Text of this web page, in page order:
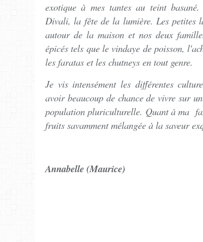
exotique à mes tantes au teint
Divali, la fête de la lumière. Les petites
autour de la maison et nos deux
épicés tels que le vindaye de poisson,
les faratas et les chutneys en tout genre.
Je vis intensément les différentes
avoir beaucoup de chance de vivre sur
population pluriculturelle. Quant à ma
fruits savamment mélangée à la saveur
Annabelle (Maurice)